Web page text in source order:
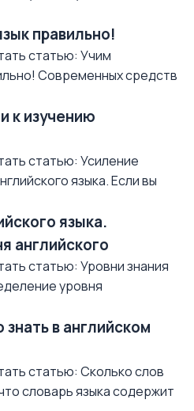
правильно!
статью: Учим
Современных средств
к изучению
статью: Усиление
языка. Если вы
языка.
английского
статью: Уровни знания
уровня
в английском
статью: Сколько слов
словарь языка содержит